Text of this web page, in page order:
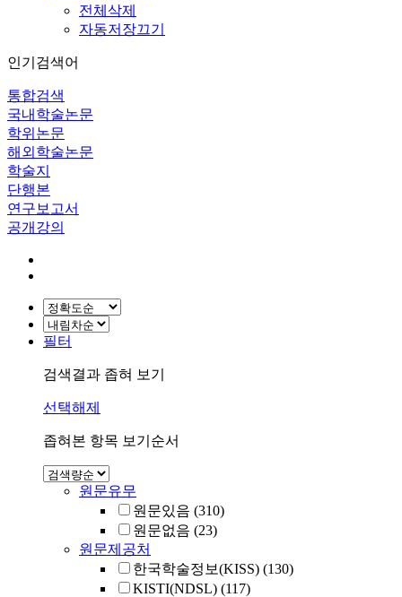
전체삭제
자동저장끄기
인기검색어
통합검색
국내학술논문
학위논문
해외학술논문
학술지
단행본
연구보고서
공개강의
필터
검색결과 좁혀 보기
선택해제
좁혀본 항목 보기순서
원문유무
원문있음 (310)
원문없음 (23)
원문제공처
한국학술정보(KISS) (130)
KISTI(NDSL) (117)